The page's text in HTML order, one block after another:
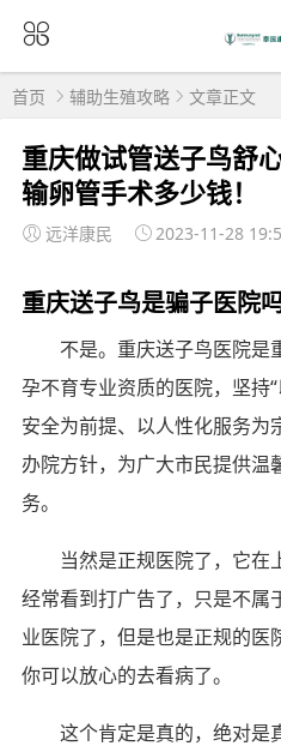
首页 辅助生殖攻略 文章正文
重庆做试管送子鸟舒
输卵管手术多少钱！
远洋康民 2023-11-28
重庆送子鸟是骗子医院
不是。重庆送子鸟医院是
孕不育专业资质的医院，坚持
安全为前提、以人性化服务为
办院方针，为广大市民提供温
务。
当然是正规医院了，它在
经常看到打广告了，只是不属
业医院了，但是也是正规的医
你可以放心的去看病了。
这个肯定是真的，绝对是